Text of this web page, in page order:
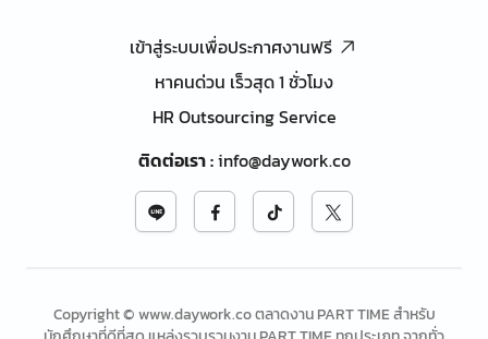
เข้าสู่ระบบเพื่อประกาศงานฟรี
หาคนด่วน เร็วสุด 1 ชั่วโมง
HR Outsourcing Service
ติดต่อเรา:info@daywork.co
Copyright © www.daywork.co ตลาดงาน PART TIME สำหรับ